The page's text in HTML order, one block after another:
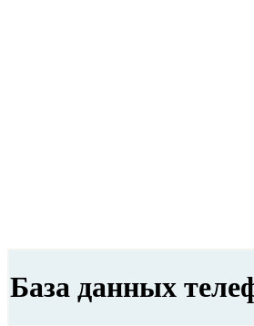
База данных